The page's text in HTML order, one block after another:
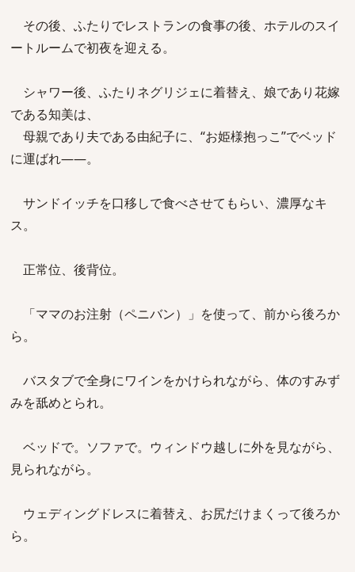
その後、ふたりでレストランの食事の後、ホテルのスイ
ートルームで初夜を迎える。
シャワー後、ふたりネグリジェに着替え、娘であり花嫁
である知美は、
母親であり夫である由紀子に、“お姫様抱っこ”でベッド
に運ばれ――。
サンドイッチを口移しで食べさせてもらい、濃厚なキ
ス。
正常位、後背位。
「ママのお注射（ペニバン）」を使って、前から後ろか
ら。
バスタブで全身にワインをかけられながら、体のすみず
みを舐めとられ。
ベッドで。ソファで。ウィンドウ越しに外を見ながら、
見られながら。
ウェディングドレスに着替え、お尻だけまくって後ろか
ら。